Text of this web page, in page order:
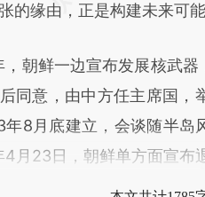
的缘由，正是构建未来可
鲜一边宣布发展核武器
同意，由中方任主席国，
8月底建立，会谈随半岛
月23日，朝鲜单方面宣布